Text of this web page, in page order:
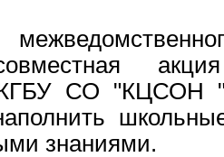
КГБУ СО "КЦСОН
знаниями.